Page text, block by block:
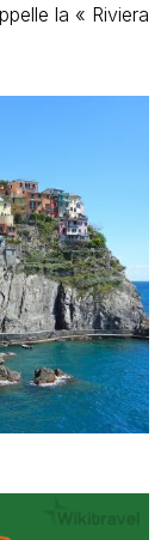
la « Riviera